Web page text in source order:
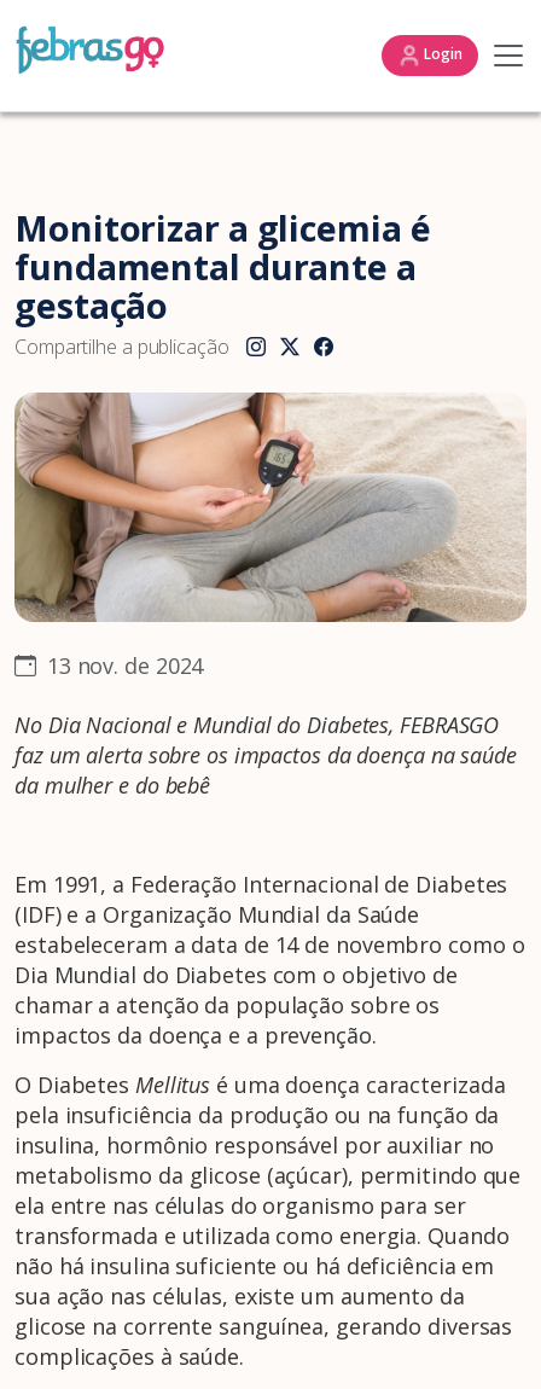
Login
Monitorizar a glicemia é
fundamental durante a
gestação
Compartilhe a publicação
13 nov. de 2024
No Dia Nacional e Mundial do Diabetes, FEBRASGO
faz um alerta sobre os impactos da doença na saúde
da mulher e do bebê
Em 1991, a Federação Internacional de Diabetes
(IDF) e a Organização Mundial da Saúde
estabeleceram a data de 14 de novembro como o
Dia Mundial do Diabetes com o objetivo de
chamar a atenção da população sobre os
impactos da doença e a prevenção.
O Diabetes Mellitus é uma doença caracterizada
pela insuficiência da produção ou na função da
insulina, hormônio responsável por auxiliar no
metabolismo da glicose (açúcar), permitindo que
ela entre nas células do organismo para ser
transformada e utilizada como energia. Quando
não há insulina suficiente ou há deficiência em
sua ação nas células, existe um aumento da
glicose na corrente sanguínea, gerando diversas
complicações à saúde.